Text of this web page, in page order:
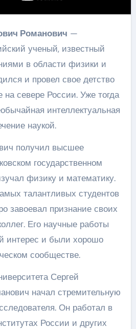
Романович —
ученый, известный
в области физики и
и провел свое детство
на севере России. Уже тогда
интеллектуальная
наукой.
получил высшее
государственном
физику и математику.
талантливых студентов
завоевал признание своих
Его научные работы
интерес и были хорошо
сообществе.
Сергей
начал стремительную
Он работал в
России и других